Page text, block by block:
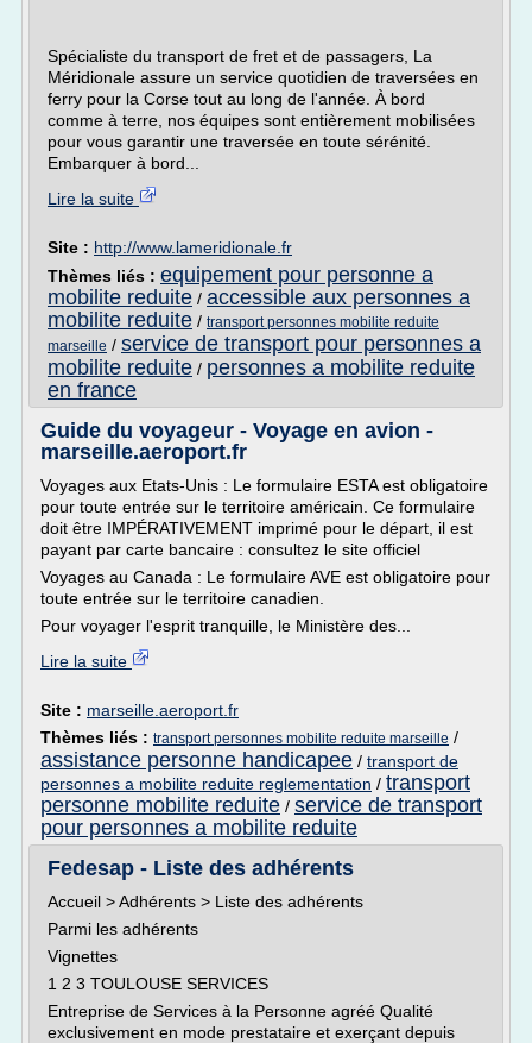
Spécialiste du transport de fret et de passagers, La
Méridionale assure un service quotidien de traversées en
ferry pour la Corse tout au long de l'année. À bord
comme à terre, nos équipes sont entièrement mobilisées
pour vous garantir une traversée en toute sérénité.
Embarquer à bord...
Lire la suite
Site : http://www.lameridionale.fr
Thèmes liés : equipement pour personne a
mobilite reduite / accessible aux personnes a
mobilite reduite / transport personnes mobilite reduite
marseille / service de transport pour personnes a
mobilite reduite / personnes a mobilite reduite
en france
Guide du voyageur - Voyage en avion -
marseille.aeroport.fr
Voyages aux Etats-Unis : Le formulaire ESTA est obligatoire
pour toute entrée sur le territoire américain. Ce formulaire
doit être IMPÉRATIVEMENT imprimé pour le départ, il est
payant par carte bancaire : consultez le site officiel
Voyages au Canada : Le formulaire AVE est obligatoire pour
toute entrée sur le territoire canadien.
Pour voyager l'esprit tranquille, le Ministère des...
Lire la suite
Site : marseille.aeroport.fr
Thèmes liés : transport personnes mobilite reduite marseille /
assistance personne handicapee / transport de
personnes a mobilite reduite reglementation / transport
personne mobilite reduite / service de transport
pour personnes a mobilite reduite
Fedesap - Liste des adhérents
Accueil > Adhérents > Liste des adhérents
Parmi les adhérents
Vignettes
1 2 3 TOULOUSE SERVICES
Entreprise de Services à la Personne agréé Qualité
exclusivement en mode prestataire et exerçant depuis